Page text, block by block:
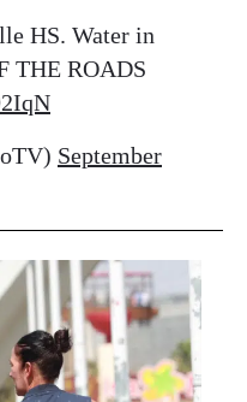
HS. Water in
THE ROADS
September